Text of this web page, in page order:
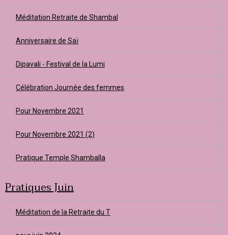
Méditation Retraite de Shambal
Anniversaire de Saï
Dipavali - Festival de la Lumi
Célébration Journée des femmes
Pour Novembre 2021
Pour Novembre 2021 (2)
Pratique Temple Shamballa
Pratiques Juin
Méditation de la Retraite du T